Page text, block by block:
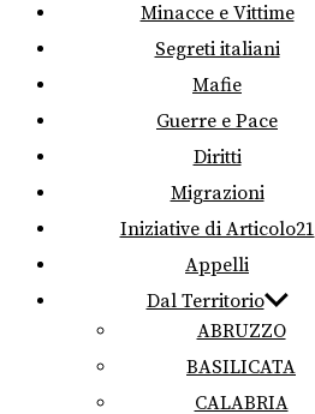
Minacce e Vittime
Segreti italiani
Mafie
Guerre e Pace
Diritti
Migrazioni
Iniziative di Articolo21
Appelli
Dal Territorio
ABRUZZO
BASILICATA
CALABRIA